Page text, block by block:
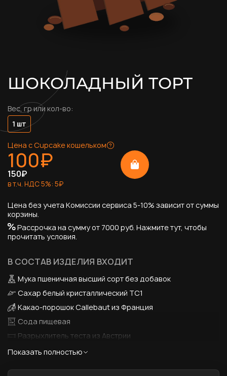
ШОКОЛАДНЫЙ ТОРТ
Вес, гр или кол-во:
1 шт
Цена с Cupcake кошельком
100₽
150₽
в т.ч. НДС5%: 5₽
Цена без учета Комиссии сервиса 5-10% зависит от суммы
корзины.
Рассрочка на сумму от 7000 руб. Нажмите тут, чтобы
прочитать условия.
В СОСТАВ ИЗДЕЛИЯ ВХОДИТ
Мука пшеничная высший сорт без добавок
Сахар белый кристаллический ТС1
Какао-порошок Callebaut из Франция
Сода пищевая
Разрыхлитель теста из Австрии